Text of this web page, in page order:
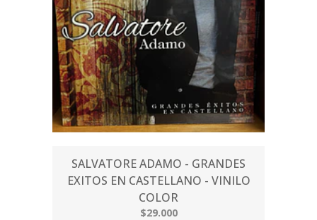
SALVATORE ADAMO - GRANDES
EXITOS EN CASTELLANO - VINILO
COLOR
$29.000